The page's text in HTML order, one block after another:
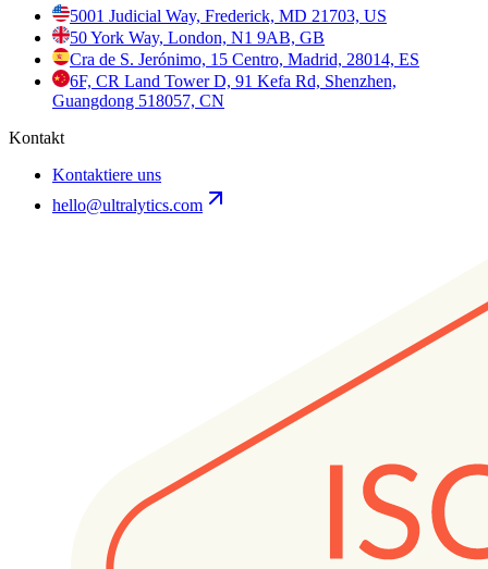
5001 Judicial Way, Frederick, MD 21703, US
50 York Way, London, N1 9AB, GB
Cra de S. Jerónimo, 15 Centro, Madrid, 28014, ES
6F, CR Land Tower D, 91 Kefa Rd, Shenzhen,
Guangdong 518057, CN
Kontakt
Kontaktiere uns
hello@ultralytics.com